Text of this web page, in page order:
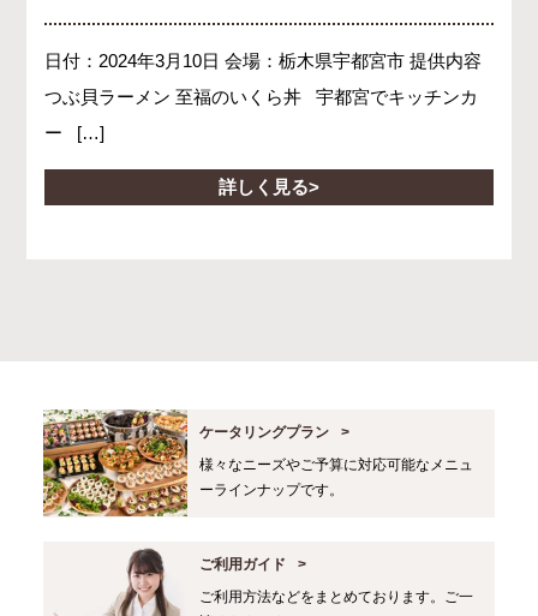
日付：2024年3月10日 会場：栃木県宇都宮市 提供内容
つぶ貝ラーメン 至福のいくら丼 宇都宮でキッチンカ
ー […]
詳しく見る
ケータリングプラン
様々なニーズやご予算に対応可能なメニュ
ーラインナップです。
ご利用ガイド
ご利用方法などをまとめております。ご一